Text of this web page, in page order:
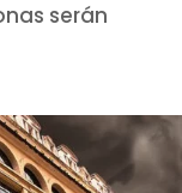
serán